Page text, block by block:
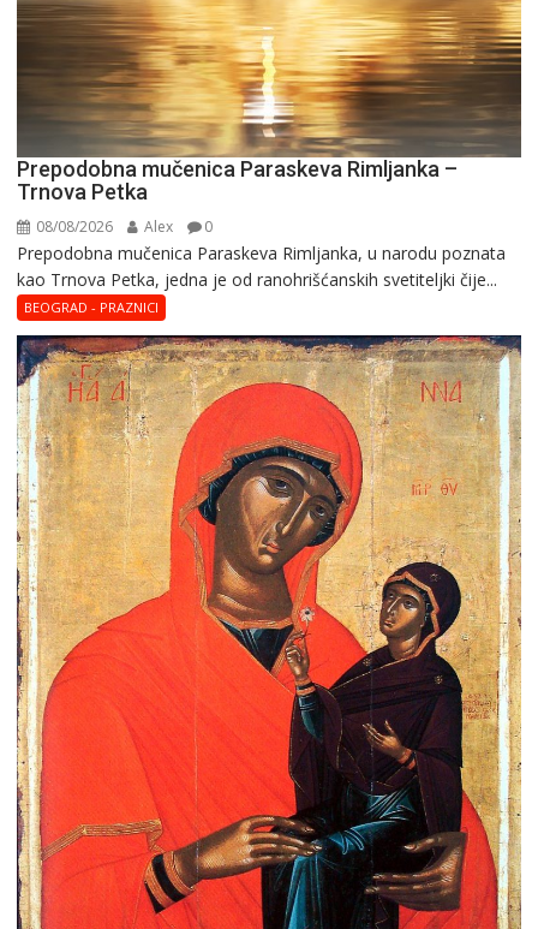
Prepodobna mučenica Paraskeva Rimljanka –
Trnova Petka
08/08/2026 Alex 0
Prepodobna mučenica Paraskeva Rimljanka, u narodu poznata
kao Trnova Petka, jedna je od ranohrišćanskih svetiteljki čije...
BEOGRAD - PRAZNICI